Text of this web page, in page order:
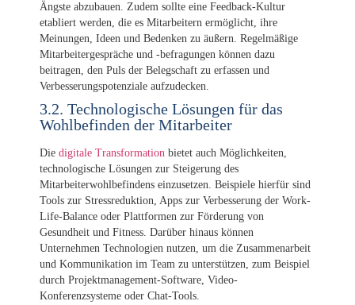
Ängste abzubauen. Zudem sollte eine Feedback-Kultur
etabliert werden, die es Mitarbeitern ermöglicht, ihre
Meinungen, Ideen und Bedenken zu äußern. Regelmäßige
Mitarbeitergespräche und -befragungen können dazu
beitragen, den Puls der Belegschaft zu erfassen und
Verbesserungspotenziale aufzudecken.
3.2. Technologische Lösungen für das
Wohlbefinden der Mitarbeiter
Die digitale Transformation bietet auch Möglichkeiten,
technologische Lösungen zur Steigerung des
Mitarbeiterwohlbefindens einzusetzen. Beispiele hierfür sind
Tools zur Stressreduktion, Apps zur Verbesserung der Work-
Life-Balance oder Plattformen zur Förderung von
Gesundheit und Fitness. Darüber hinaus können
Unternehmen Technologien nutzen, um die Zusammenarbeit
und Kommunikation im Team zu unterstützen, zum Beispiel
durch Projektmanagement-Software, Video-
Konferenzsysteme oder Chat-Tools.